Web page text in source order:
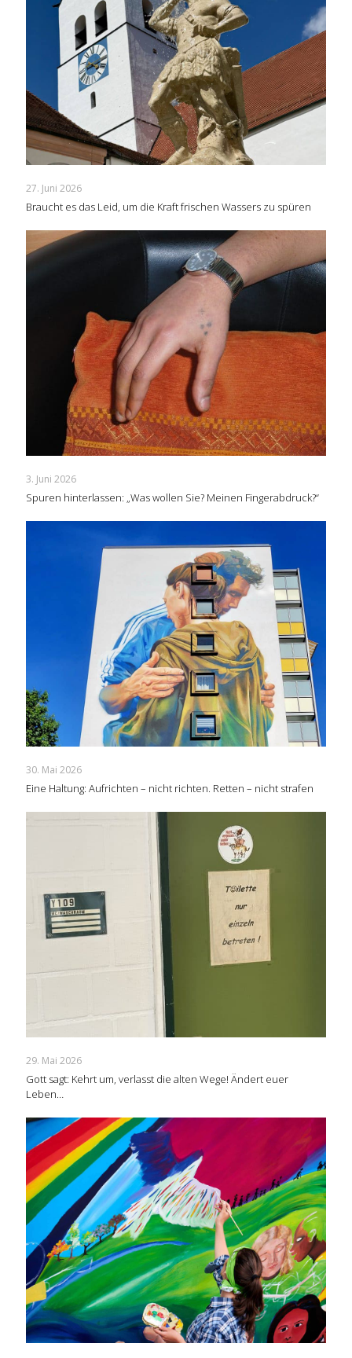
27. Juni 2026
Braucht es das Leid, um die Kraft frischen Wassers zu spüren
3. Juni 2026
Spuren hinterlassen: „Was wollen Sie? Meinen Fingerabdruck?“
30. Mai 2026
Eine Haltung: Aufrichten – nicht richten. Retten – nicht strafen
29. Mai 2026
Gott sagt: Kehrt um, verlasst die alten Wege! Ändert euer
Leben…